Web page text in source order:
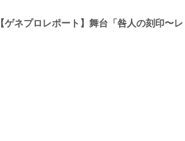
【ゲネプロレポート】舞台「咎人の刻印〜レ